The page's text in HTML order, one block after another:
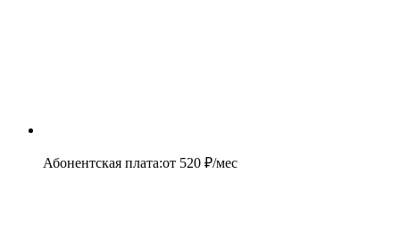
Абонентская плата:от 520 ₽/мес